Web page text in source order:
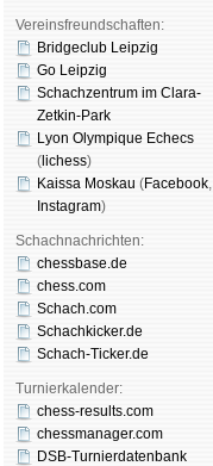
Vereinsfreundschaften:
Bridgeclub Leipzig
Go Leipzig
Schachzentrum im Clara-
Zetkin-Park
Lyon Olympique Echecs
( lichess)
Kaissa Moskau (Face­book,
Insta­gram)
Schachnachrichten:
chessbase.de
chess.com
Schach.com
Schachkicker.de
Schach-Ticker.de
Turnierkalender:
chess-results.com
chessmanager.com
DSB-Turnierdatenbank